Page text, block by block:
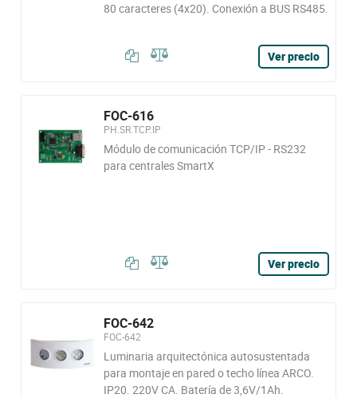
80 caracteres (4x20). Conexión a BUS RS485.
Ver precio
FOC-616
PH.SR.TCP.IP
Módulo de comunicación TCP/IP - RS232
para centrales SmartX
Ver precio
FOC-642
FOC-642
Luminaria arquitectónica autosustentada
para montaje en pared o techo línea ARCO.
IP20. 220V CA. Batería de 3,6V/1Ah.